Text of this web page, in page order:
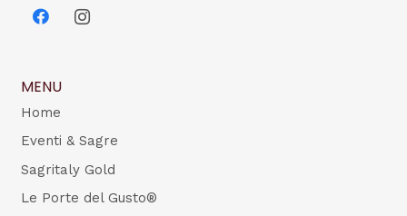
MENU
Home
Eventi & Sagre
Sagritaly Gold
Le Porte del Gusto®